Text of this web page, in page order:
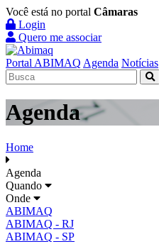
Você está no portal Câmaras
Login
Quero me associar
Portal ABIMAQ Agenda Notícias
Agenda
Home
Agenda
Quando
Onde
ABIMAQ
ABIMAQ - RJ
ABIMAQ - SP